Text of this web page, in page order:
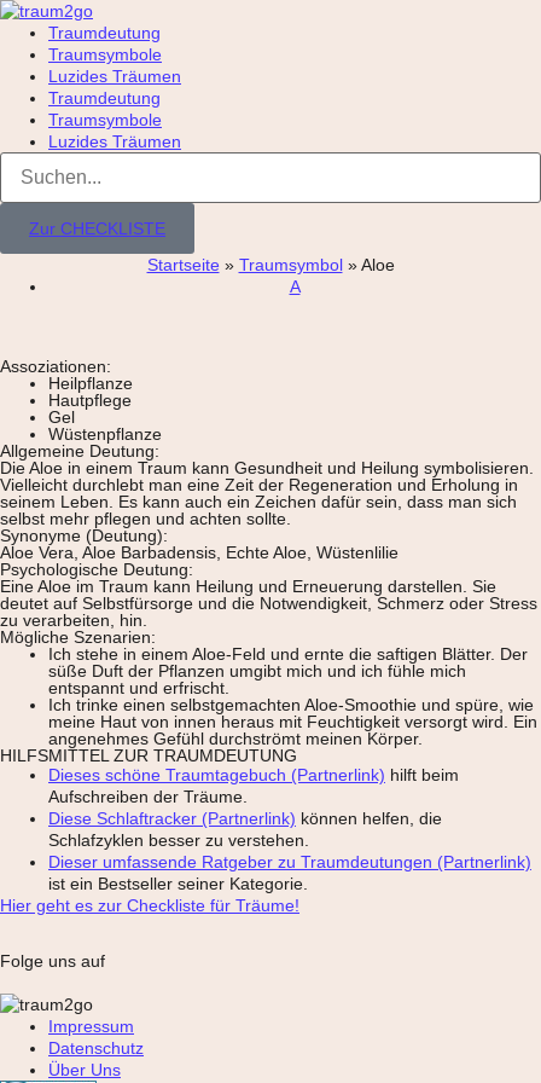
Traumdeutung
Traumsymbole
Luzides Träumen
Traumdeutung
Traumsymbole
Luzides Träumen
Zur CHECKLISTE
Startseite » Traumsymbol»Aloe
A
Assoziationen:
Heilpflanze
Hautpflege
Gel
Wüstenpflanze
Allgemeine Deutung:
Die Aloe in einem Traum kann Gesundheit und Heilung symbolisieren.
Vielleicht durchlebt man eine Zeit der Regeneration und Erholung in
seinem Leben. Es kann auch ein Zeichen dafür sein, dass man sich
selbst mehr pflegen und achten sollte.
Synonyme (Deutung):
Aloe Vera, Aloe Barbadensis, Echte Aloe, Wüstenlilie
Psychologische Deutung:
Eine Aloe im Traum kann Heilung und Erneuerung darstellen. Sie
deutet auf Selbstfürsorge und die Notwendigkeit, Schmerz oder Stress
zu verarbeiten, hin.
Mögliche Szenarien:
Ich stehe in einem Aloe-Feld und ernte die saftigen Blätter. Der
süße Duft der Pflanzen umgibt mich und ich fühle mich
entspannt und erfrischt.
Ich trinke einen selbstgemachten Aloe-Smoothie und spüre, wie
meine Haut von innen heraus mit Feuchtigkeit versorgt wird. Ein
angenehmes Gefühl durchströmt meinen Körper.
HILFSMITTEL ZUR TRAUMDEUTUNG
Dieses schöne Traumtagebuch (Partnerlink) hilft beim
Aufschreiben der Träume.
Diese Schlaftracker (Partnerlink) können helfen, die
Schlafzyklen besser zu verstehen.
Dieser umfassende Ratgeber zu Traumdeutungen (Partnerlink)
ist ein Bestseller seiner Kategorie.
Hier geht es zur Checkliste für Träume!
Folge uns auf
Impressum
Datenschutz
Über Uns